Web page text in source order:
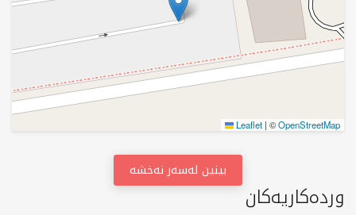
وردەکاریەکان
Leaflet | ©OpenStreetMap
بینین لەسەر نەخشە